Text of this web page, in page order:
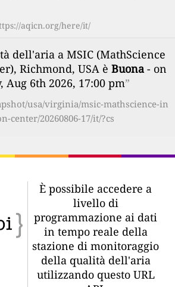
aqicn.org/here/it/
dell'aria a MSIC (MathScience
Richmond, USA è Buona - on
Aug 6th 2026, 17:00 pm”
usa/virginia/msic-mathscience-in
center/20260806-17/it/?cs
È possibile accedere a
livello di
programmazione ai dati
in tempo reale della
stazione di monitoraggio
della qualità dell'aria
utilizzando questo URL